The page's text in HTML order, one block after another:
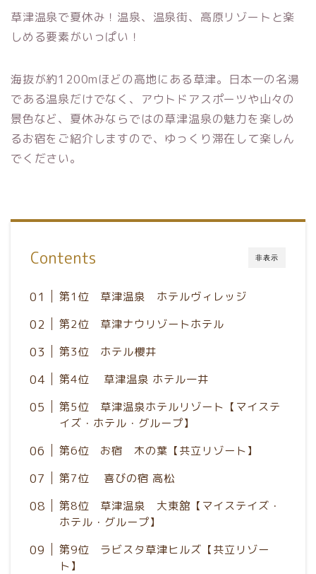
草津温泉で夏休み！温泉、温泉街、高原リゾートと楽
しめる要素がいっぱい！
海抜が約1200mほどの高地にある草津。日本一の名湯
である温泉だけでなく、アウトドアスポーツや山々の
景色など、夏休みならではの草津温泉の魅力を楽しめ
るお宿をご紹介しますので、ゆっくり滞在して楽しん
でください。
非表示
Contents
第1位 草津温泉 ホテルヴィレッジ
第2位 草津ナウリゾートホテル
第3位 ホテル櫻井
第4位 草津温泉 ホテル一井
第5位 草津温泉ホテルリゾート【マイステ
イズ・ホテル・グループ】
第6位 お宿 木の葉【共立リゾート】
第7位 喜びの宿 高松
第8位 草津温泉 大東舘【マイステイズ・
ホテル・グループ】
第9位 ラビスタ草津ヒルズ【共立リゾー
ト】